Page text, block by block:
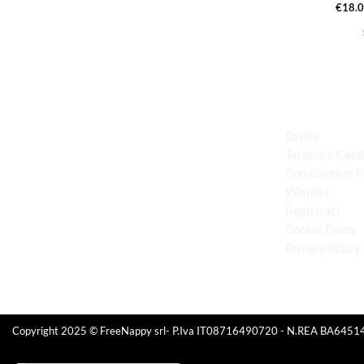
€
Copyright 2025 © FreeNappy srl- P.Iva IT08716490720 - N.REA